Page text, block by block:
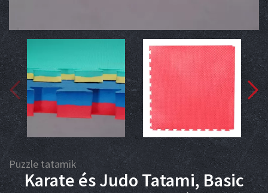
Puzzle tatamik
Karate és Judo Tatami, Basic